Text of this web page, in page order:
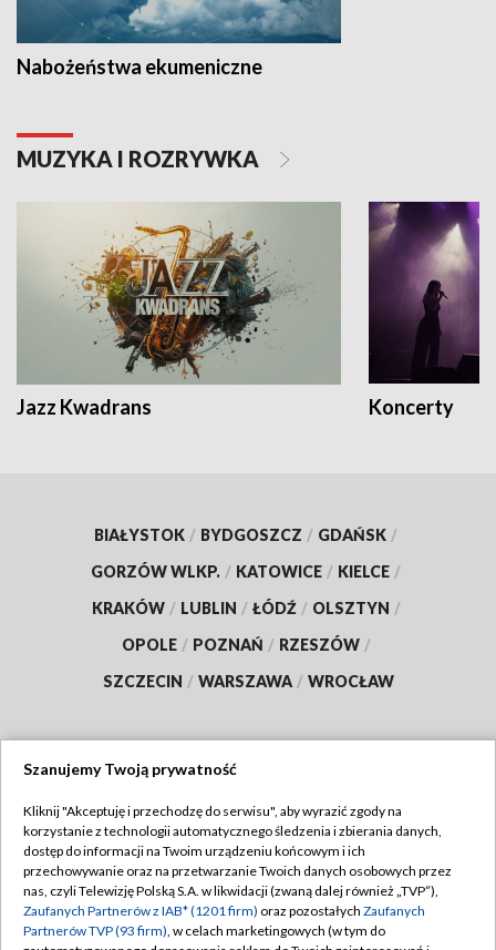
Nabożeństwa ekumeniczne
MUZYKA I ROZRYWKA
Jazz Kwadrans Koncerty
BIAŁYSTOK / BYDGOSZCZ / GDAŃSK /
GORZÓW WLKP. / KATOWICE / KIELCE /
KRAKÓW / LUBLIN / ŁÓDŹ / OLSZTYN /
OPOLE / POZNAŃ / RZESZÓW /
SZCZECIN / WARSZAWA / WROCŁAW
TVP
Abonament TVP
Emisja w TVP
Centrum informacji TVP
Regulamin TVP
Polityka prywatności
Szanujemy Twoją prywatność
Kliknij "Akceptuję i przechodzę do serwisu", aby wyrazić zgody na
korzystanie z technologii automatycznego śledzenia i zbierania danych,
dostęp do informacji na Twoim urządzeniu końcowym i ich
przechowywanie oraz na przetwarzanie Twoich danych osobowych przez
nas, czyli Telewizję Polską S.A. w likwidacji (zwaną dalej również „TVP”),
Zaufanych Partnerów z IAB* (1201 firm) oraz pozostałych Zaufanych
Partnerów TVP (93 firm), w celach marketingowych (w tym do